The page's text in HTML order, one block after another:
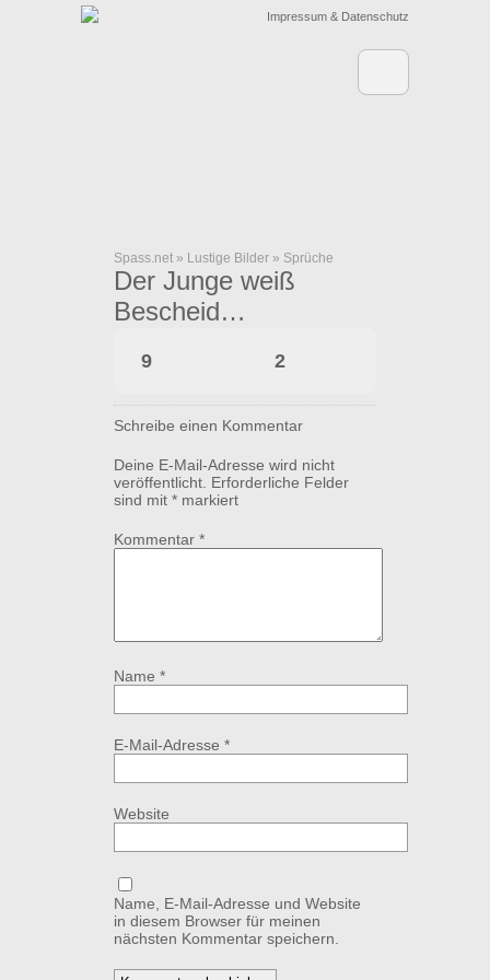
Impressum & Datenschutz
Spass.net » Lustige Bilder » Sprüche
Der Junge weiß
Bescheid…
9 2
Schreibe einen Kommentar
Deine E-Mail-Adresse wird nicht
veröffentlicht. Erforderliche Felder
sind mit * markiert
Kommentar *
Name *
E-Mail-Adresse *
Website
Name, E-Mail-Adresse und Website
in diesem Browser für meinen
nächsten Kommentar speichern.